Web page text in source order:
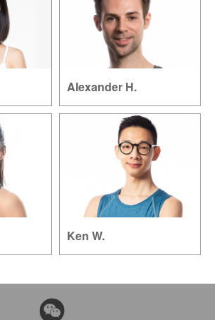
Alexander H.
Ken W.